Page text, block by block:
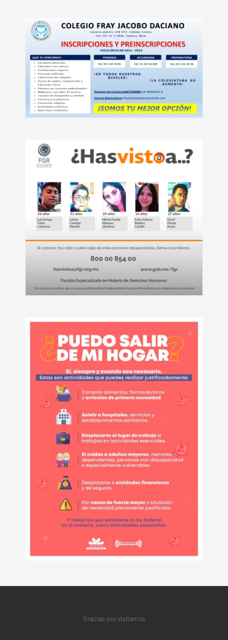
Gracias por visitarnos